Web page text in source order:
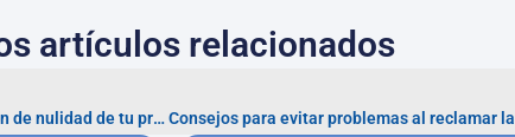
artículos relacionados
Cómo actuar si te rechazan la reclamación de nulidad de tu préstamo